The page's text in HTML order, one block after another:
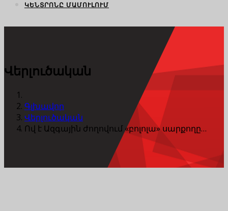
ԿԵՆՏՐՈՆԸ ՄԱՄՈՒԼՈՒՄ
Վերլուծական
Գլխավոր
Վերլուծական
Ով է Ազգային ժողովում «բոլոլա» սարքողը…